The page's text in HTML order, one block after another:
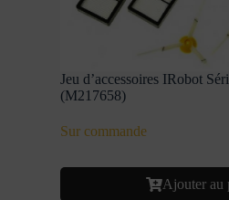
Jeu d’accessoires IRobot
(M217658)
Sur commande
Ajouter au